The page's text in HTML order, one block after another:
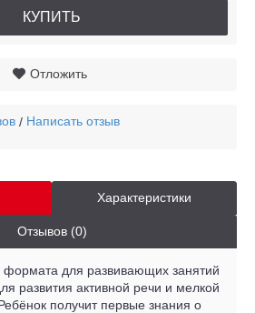
КУПИТЬ
Отложить
/ Написать отзыв
Характеристики
Отзывов (0)
формата для развивающих занятий
развития активной речи и мелкой
получит первые знания о